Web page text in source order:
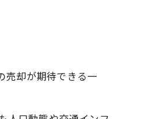
売却が期待できる一